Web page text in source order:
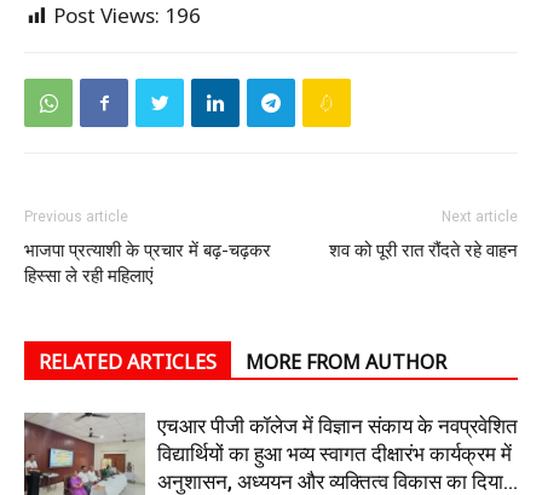
Post Views: 196
Previous article
भाजपा प्रत्याशी के प्रचार में बढ़-चढ़कर
हिस्सा ले रही महिलाएं
Next article
शव को पूरी रात रौंदते रहे वाहन
RELATED ARTICLES MORE FROM AUTHOR
एचआर पीजी कॉलेज में विज्ञान संकाय के नवप्रवेशित
विद्यार्थियों का हुआ भव्य स्वागत दीक्षारंभ कार्यक्रम में
अनुशासन, अध्ययन और व्यक्तित्व विकास का दिया...